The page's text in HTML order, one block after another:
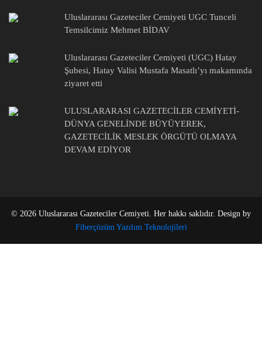
Uluslararası Gazeteciler Cemiyeti UGC Tunceli
Temsilcimiz Mehmet BİDAV
Uluslararası Gazeteciler Cemiyeti (UGC) Hatay
Şubesi, Hatay Valisi Mustafa Masatlı’yı makamında
ziyaret etti
ULUSLARARASI GAZETECİLER CEMİYETİ-
DÜNYA GENELİNDE BÜYÜYEREK,
GAZETECİLİK MESLEK ÖRGÜTÜ OLMAYA
DEVAM EDİYOR
© 2026 Uluslararası Gazeteciler Cemiyeti. Her hakkı saklıdır. Design by
Fiberçözüm Yazılım Teknolojileri